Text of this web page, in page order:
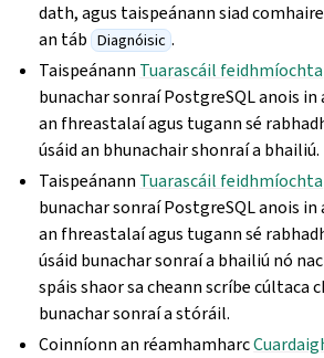
dath, agus taispeánann siad
an táb Diagnóisic .
Taispeánann Tuarascáil feidhmíochta
bunachar sonraí PostgreSQL anois in
an fhreastalaí agus tugann sé
úsáid an bhunachair shonraí a bhailiú.
Taispeánann Tuarascáil feidhmíochta
bunachar sonraí PostgreSQL anois in
an fhreastalaí agus tugann sé
úsáid bunachar sonraí a bhailiú nó
spáis shaor sa cheann scríbe cúltaca
bunachar sonraí a stóráil.
Coinníonn an réamhamharc